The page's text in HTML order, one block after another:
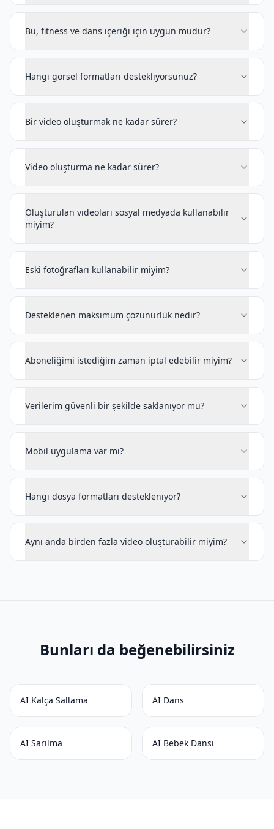
Bu, fitness ve dans içeriği için uygun mudur?
Hangi görsel formatları destekliyorsunuz?
Bir video oluşturmak ne kadar sürer?
Video oluşturma ne kadar sürer?
Oluşturulan videoları sosyal medyada kullanabilir
miyim?
Eski fotoğrafları kullanabilir miyim?
Desteklenen maksimum çözünürlük nedir?
Aboneliğimi istediğim zaman iptal edebilir miyim?
Verilerim güvenli bir şekilde saklanıyor mu?
Mobil uygulama var mı?
Hangi dosya formatları destekleniyor?
Aynı anda birden fazla video oluşturabilir miyim?
Bunları da beğenebilirsiniz
AI Kalça Sallama AI Dans
AI Sarılma AI Bebek Dansı